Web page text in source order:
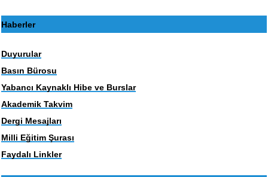
Haberler
Duyurular
Basın Bürosu
Yabancı Kaynaklı Hibe ve Burslar
Akademik Takvim
Dergi Mesajları
Milli Eğitim Şurası
Faydalı Linkler